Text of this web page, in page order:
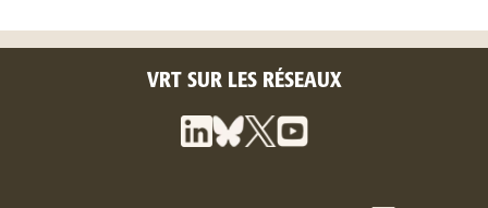
VRT SUR LES RÉSEAUX